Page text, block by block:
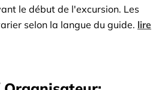
renommée mondiale et des
telles que le Dubai Marina
Yacht Club, il est facile de
votre croisière sera
le début de l'excursion. Les
selon la langue du guide. lire